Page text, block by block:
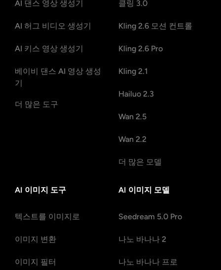
AI 댄스 영상 생성기
AI 허그 비디오 생성기
AI 키스 영상 생성기
베이비 댄스 AI 영상 생성
기
더 많은 도구
클링 3.0
Kling 2.6 모션 컨트롤
Kling 2.6 Pro
Kling 2.1
Hailuo 2.3
Wan 2.5
Wan 2.2
더 많은 모델
AI 이미지 도구
텍스트를 이미지로
이미지 변환
이미지 필터
AI 이미지 모델
Seedream 5.0 Pro
나노 바나나 2
나노 바나나 프로